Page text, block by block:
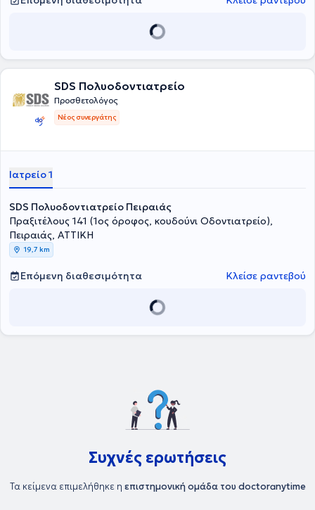
Το ιατρείο του είναι πλήρως εξοπλισμένο με δύο οδοντιατρικές
έδρες, τηρεί όλα τα πρωτόκολλα αποστείρωσης και υγιεινής και
αναλαμβάνει περιστατικά που καλύπτουν όλο το φάσμα της
του Οδοντιατρικού Συλλόγου Πειραιά και του BSSPD (“British
Society of Prosthodontics”).
SDS Πολυοδοντιατρείο
Προσθετολόγος
Νέος συνεργάτης
Ιατρείο 1
SDS Πολυοδοντιατρείο Πειραιάς
Πραξιτέλους 141 (1ος όροφος, κουδούνι Οδοντιατρείο),
Πειραιάς, ΑΤΤΙΚΗ
19,7 km
Επόμενη διαθεσιμότητα Κλείσε ραντεβού
Συχνές ερωτήσεις
Τα κείμενα επιμελήθηκε η επιστημονική ομάδα του doctoranytime